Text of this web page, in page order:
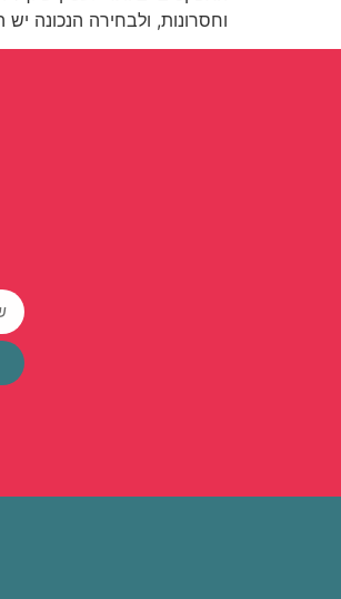
וחסרונות, ולבחירה הנכונה